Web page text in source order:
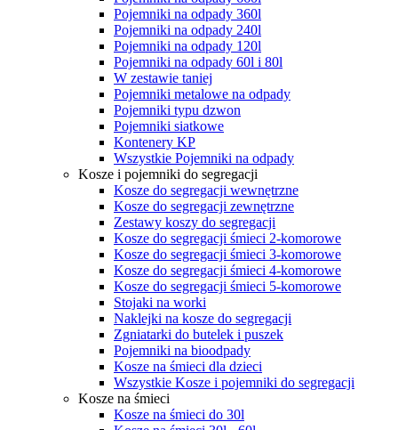
Pojemniki na odpady 360l
Pojemniki na odpady 240l
Pojemniki na odpady 120l
Pojemniki na odpady 60l i 80l
W zestawie taniej
Pojemniki metalowe na odpady
Pojemniki typu dzwon
Pojemniki siatkowe
Kontenery KP
Wszystkie Pojemniki na odpady
Kosze i pojemniki do segregacji
Kosze do segregacji wewnętrzne
Kosze do segregacji zewnętrzne
Zestawy koszy do segregacji
Kosze do segregacji śmieci 2-komorowe
Kosze do segregacji śmieci 3-komorowe
Kosze do segregacji śmieci 4-komorowe
Kosze do segregacji śmieci 5-komorowe
Stojaki na worki
Naklejki na kosze do segregacji
Zgniatarki do butelek i puszek
Pojemniki na bioodpady
Kosze na śmieci dla dzieci
Wszystkie Kosze i pojemniki do segregacji
Kosze na śmieci
Kosze na śmieci do 30l